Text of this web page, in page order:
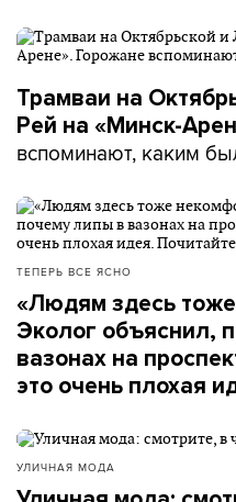
Трамваи на
Рей на «Минск-
вспоминают, каким
ТЕПЕРЬ ВСЕ ЯСНО
«Людям здесь
Эколог объяснил,
вазонах на
это очень плохая
УЛИЧНАЯ МОДА